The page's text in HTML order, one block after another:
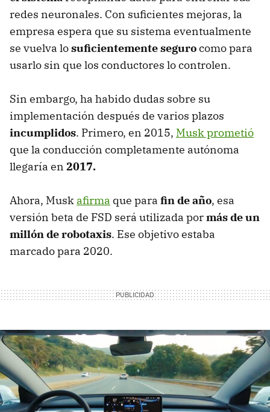
redes neuronales. Con suficientes mejoras, la
empresa espera que su sistema eventualmente
se vuelva losuficientemente segurocomo para
usarlo sin que los conductores lo controlen.
Sin embargo, ha habido dudas sobre su
implementación después de varios plazos
incumplidos. Primero, en 2015, Musk prometió
que la conducción completamente autónoma
llegaría en 2017.
Ahora, Musk afirma que para fin de año, esa
versión beta de FSD será utilizada pormás de un
millón de robotaxis. Ese objetivo estaba
marcado para 2020.